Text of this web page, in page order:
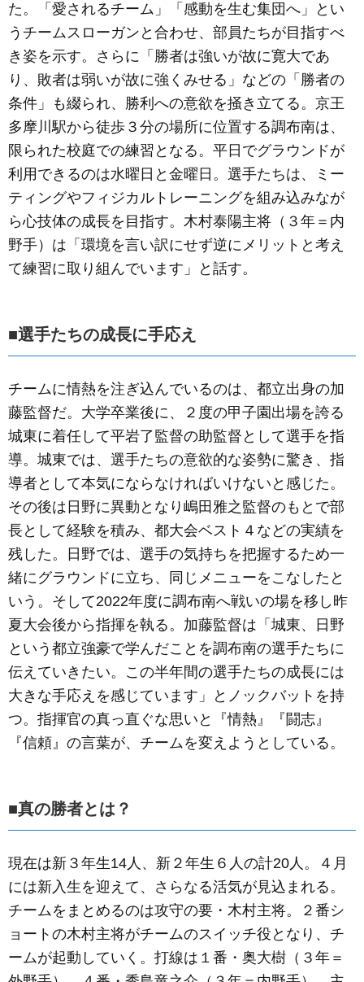
た。「愛されるチーム」「感動を生む集団へ」とい
うチームスローガンと合わせ、部員たちが目指すべ
き姿を示す。さらに「勝者は強いが故に寛大であ
り、敗者は弱いが故に強くみせる」などの「勝者の
条件」も綴られ、勝利への意欲を掻き立てる。京王
多摩川駅から徒歩３分の場所に位置する調布南は、
限られた校庭での練習となる。平日でグラウンドが
利用できるのは水曜日と金曜日。選手たちは、ミー
ティングやフィジカルトレーニングを組み込みなが
ら心技体の成長を目指す。木村泰陽主将（３年＝内
野手）は「環境を言い訳にせず逆にメリットと考え
て練習に取り組んでいます」と話す。
■選手たちの成長に手応え
チームに情熱を注ぎ込んでいるのは、都立出身の加
藤監督だ。大学卒業後に、２度の甲子園出場を誇る
城東に着任して平岩了監督の助監督として選手を指
導。城東では、選手たちの意欲的な姿勢に驚き、指
導者として本気にならなければいけないと感じた。
その後は日野に異動となり嶋田雅之監督のもとで部
長として経験を積み、都大会ベスト４などの実績を
残した。日野では、選手の気持ちを把握するため一
緒にグラウンドに立ち、同じメニューをこなしたと
いう。そして2022年度に調布南へ戦いの場を移し昨
夏大会後から指揮を執る。加藤監督は「城東、日野
という都立強豪で学んだことを調布南の選手たちに
伝えていきたい。この半年間の選手たちの成長には
大きな手応えを感じています」とノックバットを持
つ。指揮官の真っ直ぐな思いと『情熱』『闘志』
『信頼』の言葉が、チームを変えようとしている。
■真の勝者とは？
現在は新３年生14人、新２年生６人の計20人。４月
には新入生を迎えて、さらなる活気が見込まれる。
チームをまとめるのは攻守の要・木村主将。２番シ
ョートの木村主将がチームのスイッチ役となり、チ
ームが起動していく。打線は１番・奥大樹（３年＝